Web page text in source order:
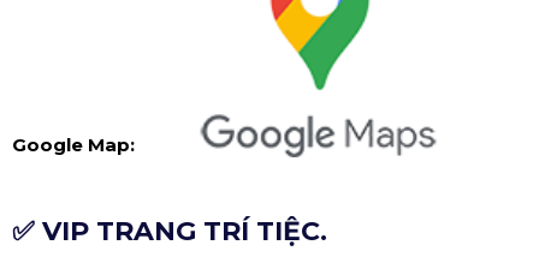
Google Map:
✅ VIP TRANG TRÍ TIỆC.